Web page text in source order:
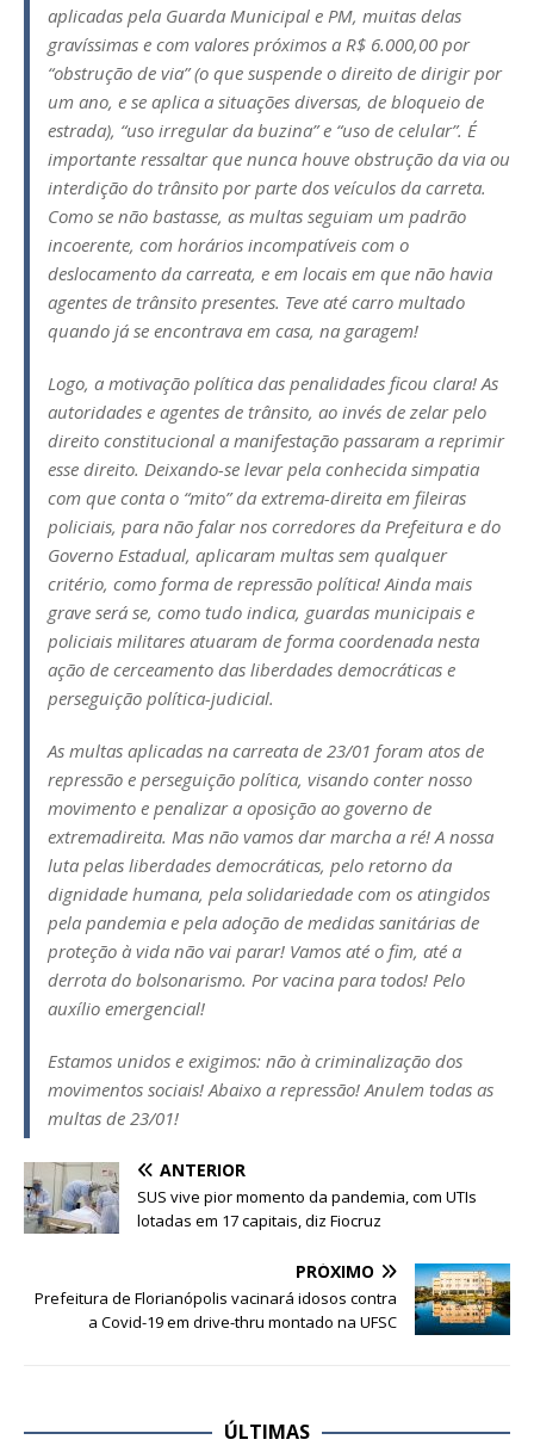
aplicadas pela Guarda Municipal e PM, muitas delas
gravíssimas e com valores próximos a R$ 6.000,00 por
“obstrução de via” (o que suspende o direito de dirigir por
um ano, e se aplica a situações diversas, de bloqueio de
estrada), “uso irregular da buzina” e “uso de celular”. É
importante ressaltar que nunca houve obstrução da via ou
interdição do trânsito por parte dos veículos da carreta.
Como se não bastasse, as multas seguiam um padrão
incoerente, com horários incompatíveis com o
deslocamento da carreata, e em locais em que não havia
agentes de trânsito presentes. Teve até carro multado
quando já se encontrava em casa, na garagem!
Logo, a motivação política das penalidades ficou clara! As
autoridades e agentes de trânsito, ao invés de zelar pelo
direito constitucional a manifestação passaram a reprimir
esse direito. Deixando-se levar pela conhecida simpatia
com que conta o “mito” da extrema-direita em fileiras
policiais, para não falar nos corredores da Prefeitura e do
Governo Estadual, aplicaram multas sem qualquer
critério, como forma de repressão política! Ainda mais
grave será se, como tudo indica, guardas municipais e
policiais militares atuaram de forma coordenada nesta
ação de cerceamento das liberdades democráticas e
perseguição política-judicial.
As multas aplicadas na carreata de 23/01 foram atos de
repressão e perseguição política, visando conter nosso
movimento e penalizar a oposição ao governo de
extremadireita. Mas não vamos dar marcha a ré! A nossa
luta pelas liberdades democráticas, pelo retorno da
dignidade humana, pela solidariedade com os atingidos
pela pandemia e pela adoção de medidas sanitárias de
proteção à vida não vai parar! Vamos até o fim, até a
derrota do bolsonarismo. Por vacina para todos! Pelo
auxílio emergencial!
Estamos unidos e exigimos: não à criminalização dos
movimentos sociais! Abaixo a repressão! Anulem todas as
multas de 23/01!
ANTERIOR
SUS vive pior momento da pandemia, com UTIs
lotadas em 17 capitais, diz Fiocruz
PRÓXIMO
Prefeitura de Florianópolis vacinará idosos contra
a Covid-19 em drive-thru montado na UFSC
ÚLTIMAS